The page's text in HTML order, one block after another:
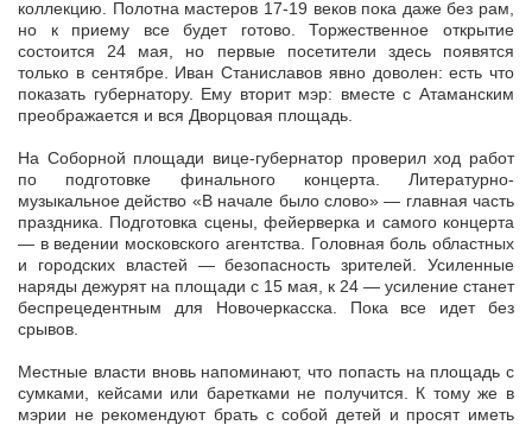
коллекцию. Полотна мастеров 17-19 веков пока даже без рам,
но к приему все будет готово. Торжественное открытие
состоится 24 мая, но первые посетители здесь появятся
только в сентябре. Иван Станиславов явно доволен: есть что
показать губернатору. Ему вторит мэр: вместе с Атаманским
преображается и вся Дворцовая площадь.
На Соборной площади вице-губернатор проверил ход работ
по подготовке финального концерта. Литературно-
музыкальное действо «В начале было слово» — главная часть
праздника. Подготовка сцены, фейерверка и самого концерта
— в ведении московского агентства. Головная боль областных
и городских властей — безопасность зрителей. Усиленные
наряды дежурят на площади с 15 мая, к 24 — усиление станет
беспрецедентным для Новочеркасска. Пока все идет без
срывов.
Местные власти вновь напоминают, что попасть на площадь с
сумками, кейсами или баретками не получится. К тому же в
мэрии не рекомендуют брать с собой детей и просят иметь